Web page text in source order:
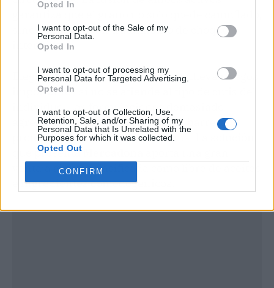
Opted In
I want to opt-out of the Sale of my
Personal Data.
Opted In
I want to opt-out of processing my
Personal Data for Targeted Advertising.
Opted In
I want to opt-out of Collection, Use,
Retention, Sale, and/or Sharing of my
Personal Data that Is Unrelated with the
Purposes for which it was collected.
Opted Out
CONFIRM
garantiza que el grano no solo quede camuflado,
sino que reciba un tratamiento de choque
intensivo.
Elegir un remedio para el acné conlleva riesgos
importantes si no se atiende al tipo de cutis del
individuo. Las formulaciones demasiado
agresivas suelen desequilibrar la barrera
protectora natural de la epidermis. La solución
que presenta
ventaja al estar clasificada como libre de aceites
e ingredientes comedogénicos.